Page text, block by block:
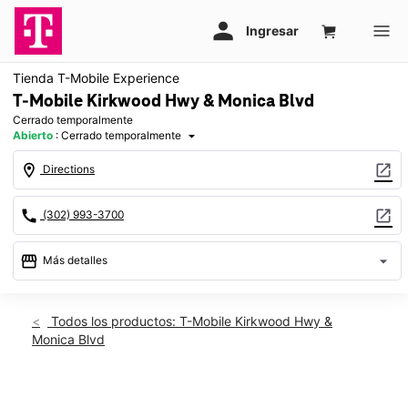
Tienda T-Mobile Experience
T-Mobile Kirkwood Hwy & Monica Blvd
Cerrado temporalmente
Abierto : Cerrado temporalmente arrow_drop_down
location_on Directions open_in_new
call (302) 993-3700 open_in_new
storefront Más detalles arrow_drop_down
access_time
Dom.: cerrado temporalmente
Dom.:Cerrado temporalmente
Todos los productos: T-Mobile Kirkwood Hwy &
Monica Blvd